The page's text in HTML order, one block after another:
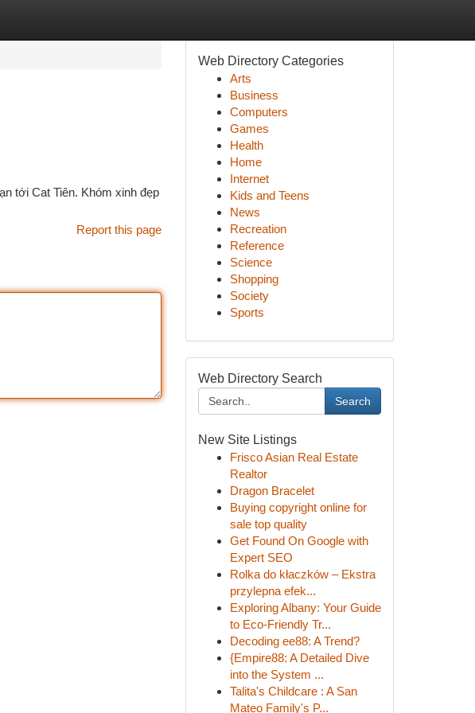
tới Cat Tiên. Khóm xinh đẹp
Report this page
Web Directory Categories
Arts
Business
Computers
Games
Health
Home
Internet
Kids and Teens
News
Recreation
Reference
Science
Shopping
Society
Sports
Web Directory Search
Search
New Site Listings
Frisco Asian Real Estate
Realtor
Dragon Bracelet
Buying copyright online for
sale top quality
Get Found On Google with
Expert SEO
Rolka do kłaczków – Ekstra
przylepna efek...
Exploring Albany: Your Guide
to Eco-Friendly Tr...
Decoding ee88: A Trend?
{Empire88: A Detailed Dive
into the System ...
Talita's Childcare : A San
Mateo Family's P...